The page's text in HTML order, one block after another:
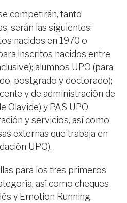
competirán, tanto
serán las siguientes:
nacidos en 1970 o
inscritos nacidos entre
alumnos UPO (para
postgrado y doctorado);
y de administración de
Olavide) y PAS UPO
y servicios, así como
externas que trabaja en
UPO).
para los tres primeros
así como cheques
y Emotion Running.